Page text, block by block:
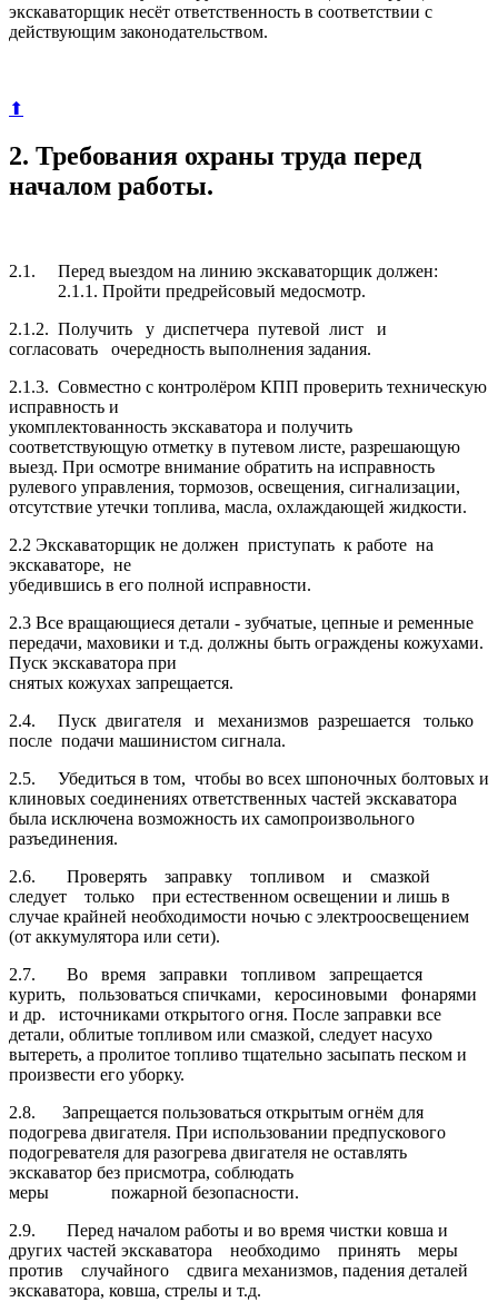
экскаваторщик несёт ответственность в соответствии с
действующим законодательством.
⬆
2. Требования охраны труда перед
началом работы.
2.1. Перед выездом на линию экскаваторщик должен:
2.1.1. Пройти предрейсовый медосмотр.
2.1.2. Получить у диспетчера путевой лист и
согласовать очередность выполнения задания.
2.1.3. Совместно с контролёром КПП проверить техническую
исправность и
укомплектованность экскаватора и получить
соответствующую отметку в путевом листе, разрешающую
выезд. При осмотре внимание обратить на исправность
рулевого управления, тормозов, освещения, сигнализации,
отсутствие утечки топлива, масла, охлаждающей жидкости.
2.2 Экскаваторщик не должен приступать к работе на
экскаваторе, не
убедившись в его полной исправности.
2.3 Все вращающиеся детали - зубчатые, цепные и ременные
передачи, маховики и т.д. должны быть ограждены кожухами.
Пуск экскаватора при
снятых кожухах запрещается.
2.4. Пуск двигателя и механизмов разрешается только
после подачи машинистом сигнала.
2.5. Убедиться в том, чтобы во всех шпоночных болтовых и
клиновых соединениях ответственных частей экскаватора
была исключена возможность их самопроизвольного
разъединения.
2.6. Проверять заправку топливом и смазкой
следует только при естественном освещении и лишь в
случае крайней необходимости ночью с электроосвещением
(от аккумулятора или сети).
2.7. Во время заправки топливом запрещается
курить, пользоваться спичками, керосиновыми фонарями
и др. источниками открытого огня. После заправки все
детали, облитые топливом или смазкой, следует насухо
вытереть, а пролитое топливо тщательно засыпать песком и
произвести его уборку.
2.8. Запрещается пользоваться открытым огнём для
подогрева двигателя. При использовании предпускового
подогревателя для разогрева двигателя не оставлять
экскаватор без присмотра, соблюдать
меры пожарной безопасности.
2.9. Перед началом работы и во время чистки ковша и
других частей экскаватора необходимо принять меры
против случайного сдвига механизмов, падения деталей
экскаватора, ковша, стрелы и т.д.